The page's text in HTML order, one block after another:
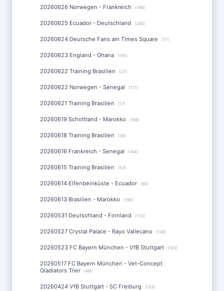
20260626 Norwegen - Frankreich (168)
20260625 Ecuador - Deutschland (280)
20260624 Deutsche Fans am Times Square (17)
20260623 England - Ghana (195)
20260622 Training Brasilien (27)
20260622 Norwegen - Senegal (171)
20260621 Training Brasilien (17)
20260619 Schottland - Marokko (166)
20260618 Training Brasilien (36)
20260616 Frankreich - Senegal (164)
20260615 Training Brasilien (53)
20260614 Elfenbeinküste - Ecuador (90)
20260613 Brasilien - Marokko (190)
20260531 Deutschland - Finnland (170)
20260527 Crystal Palace - Rayo Vallecano (149)
20260523 FC Bayern München - VfB Stuttgart (183)
20260517 FC Bayern München - Vet-Concept
Gladiators Trier
(48)
20260424 VfB Stuttgart - SC Freiburg (133)